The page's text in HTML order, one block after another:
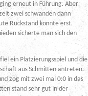
erneut in Führung. Aber
zwei schwanden dann
Rückstand konnte erst
sicherte man sich den
ein Platzierungsspiel und die
aus Schmitten antreten.
zog mit zwei mal 0:0 in das
stand sehr gut in der